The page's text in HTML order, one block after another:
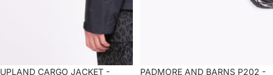
セール
UPLAND CARGO JACKET - セール
PADMORE AND BARNS P202 -